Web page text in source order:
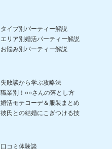
タイプ別パーティー解説
エリア別婚活パーティー解説
お悩み別パーティー解説
失敗談から学ぶ攻略法
職業別！○○さんの落とし方
婚活モテコーデ＆服装まとめ
彼氏との結婚にこぎつける技
口コミ体験談